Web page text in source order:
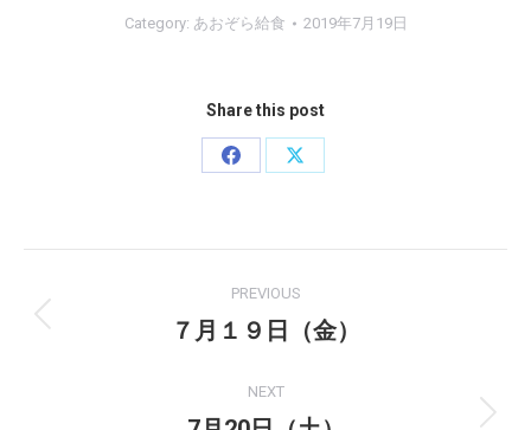
Category: あおぞら給食 2019年7月19日
Share this post
Share
Share
navigation
PREVIOUS
Previous
７月１９日（金）
NEXT